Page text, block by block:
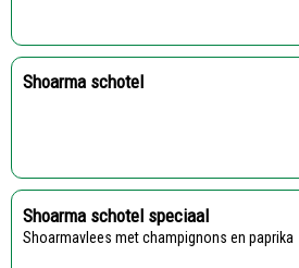
Shoarma schotel
Shoarma schotel speciaal
Shoarmavlees met champignons en paprika